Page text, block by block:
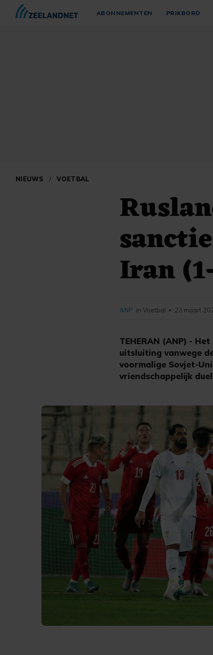
ABONNEMENTEN PRIKBORD
NIEUWS / VOETBAL
Iran
TEHERAN (ANP) -
uitsluiting vanwege
voormalige Sovjet-
vriendschappelijk
ANP in Voetbal • 23 maart